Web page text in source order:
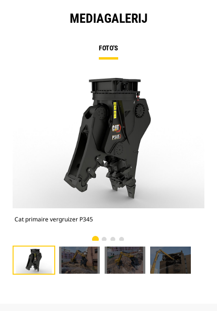
MEDIAGALERIJ
FOTO'S
Cat primaire vergruizer P345